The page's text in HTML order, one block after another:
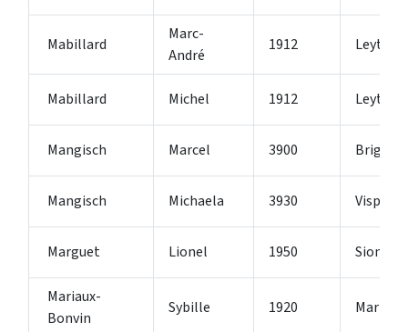
Mabillard
Marc-
André
1912 Leytron
Mabillard Michel 1912 Leytron
Mangisch Marcel 3900 Brig-
Mangisch Michaela 3930 Visp
Marguet Lionel 1950 Sion 4
Mariaux-
Bonvin
Sybille 1920